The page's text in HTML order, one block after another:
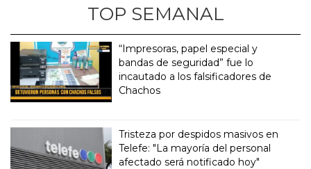
TOP SEMANAL
“Impresoras, papel especial y
bandas de seguridad” fue lo
incautado a los falsificadores de
Chachos
Tristeza por despidos masivos en
Telefe: "La mayoría del personal
afectado será notificado hoy"